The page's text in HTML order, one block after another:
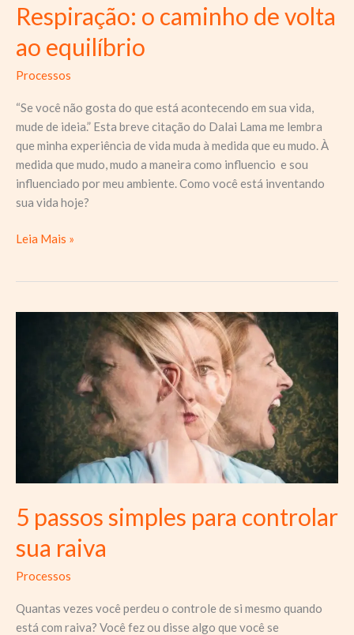
Respiração: o caminho de volta
ao equilíbrio
Processos
“Se você não gosta do que está acontecendo em sua vida,
mude de ideia.” Esta breve citação do Dalai Lama me lembra
que minha experiência de vida muda à medida que eu mudo. À
medida que mudo, mudo a maneira como influencio e sou
influenciado por meu ambiente. Como você está inventando
sua vida hoje?
Respiração:
volta
Leia Mais »
5 passos simples para controlar
sua raiva
Processos
Quantas vezes você perdeu o controle de si mesmo quando
está com raiva? Você fez ou disse algo que você se